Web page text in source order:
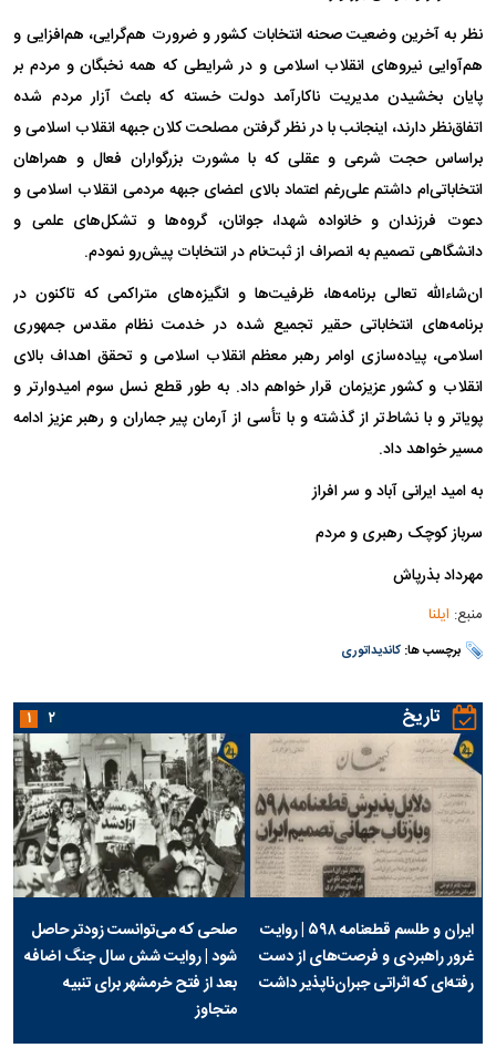
نظر به آخرین وضعیت صحنه انتخابات کشور و ضرورت هم‌گرایی، هم‌افزایی و
هم‌آوایی نیروهای انقلاب اسلامی و در شرایطی که همه نخبگان و مردم بر
پایان بخشیدن مدیریت ناکارآمد دولت خسته که باعث آزار مردم شده
اتفاق‌نظر دارند، اینجانب با در نظر گرفتن مصلحت کلان جبهه انقلاب اسلامی و
براساس حجت شرعی و عقلی که با مشورت بزرگواران فعال و همراهان
انتخاباتی‌ام داشتم علی‌رغم اعتماد بالای اعضای جبهه مردمی انقلاب اسلامی و
دعوت فرزندان و خانواده شهدا، جوانان، گروه‌ها و تشکل‌های علمی و
دانشگاهی تصمیم به انصراف از ثبت‌نام در انتخابات پیش‌رو نمودم.
ان‌شاءالله تعالی برنامه‌ها، ظرفیت‌ها و انگیزه‌های متراکمی که تاکنون در
برنامه‌های انتخاباتی حقیر تجمیع شده در خدمت نظام مقدس جمهوری
اسلامی، پیاده‌سازی اوامر رهبر معظم انقلاب اسلامی و تحقق اهداف بالای
انقلاب و کشور عزیزمان قرار خواهم داد. به طور قطع نسل سوم امیدوارتر و
پویاتر و با نشاط‌تر از گذشته و با تأسی از آرمان پیر جماران و رهبر عزیز ادامه
مسیر خواهد داد.
به امید ایرانی آباد و سر افراز
سرباز کوچک رهبری و مردم
مهرداد بذرپاش
منبع: ایلنا
برچسب ها:کاندیداتوری
تاریخ
ایران و طلسم قطعنامه ۵۹۸ | روایت
غرور راهبردی و فرصت‌های از دست
رفته‌ای که اثراتی جبران‌ناپذیر داشت
صلحی که می‌توانست زودتر حاصل
شود | روایت شش سال جنگ اضافه
بعد از فتح خرمشهر برای تنبیه
متجاوز
۱ ۲